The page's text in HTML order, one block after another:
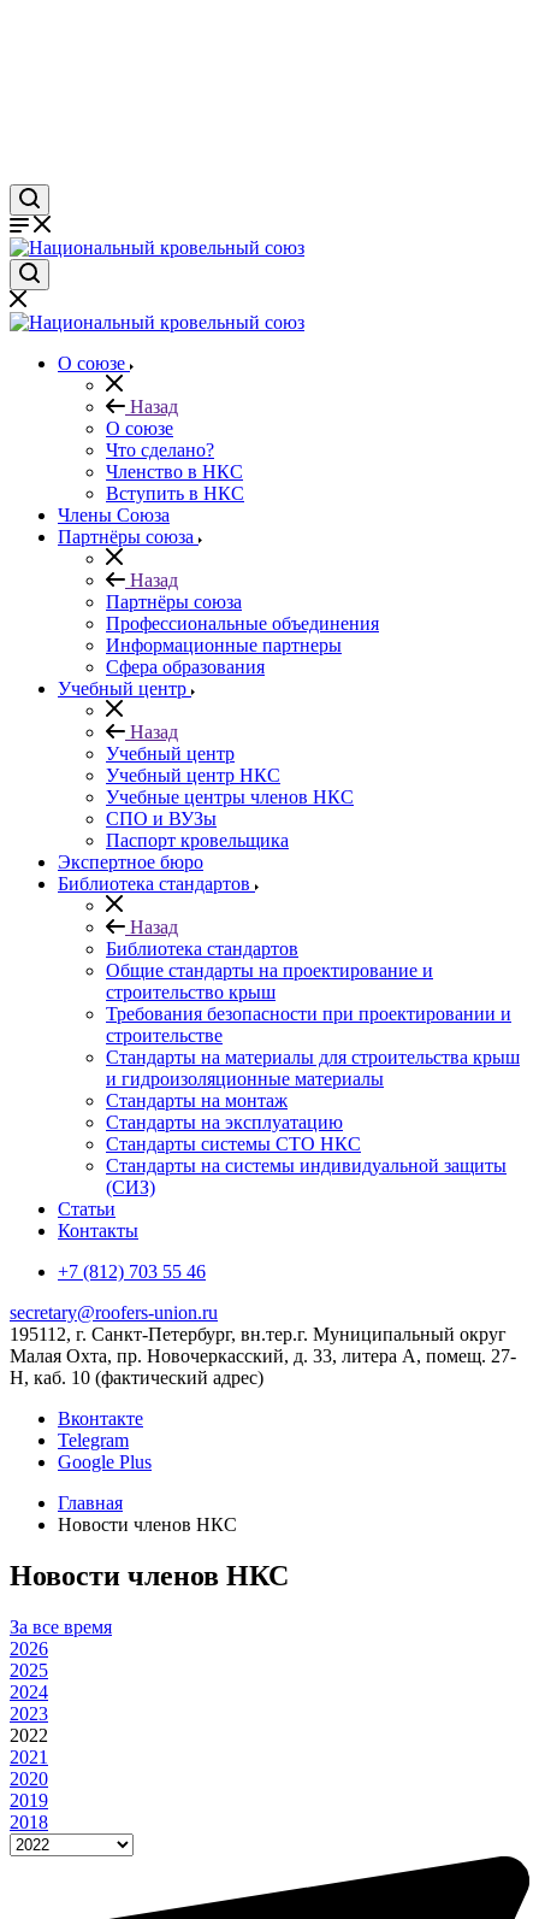
О союзе
Назад
О союзе
Что сделано?
Членство в НКС
Вступить в НКС
Члены Союза
Партнёры союза
Назад
Партнёры союза
Профессиональные объединения
Информационные партнеры
Сфера образования
Учебный центр
Назад
Учебный центр
Учебный центр НКС
Учебные центры членов НКС
СПО и ВУЗы
Паспорт кровельщика
Экспертное бюро
Библиотека стандартов
Назад
Библиотека стандартов
Общие стандарты на проектирование и
строительство крыш
Требования безопасности при проектировании и
строительстве
Стандарты на материалы для строительства крыш
и гидроизоляционные материалы
Стандарты на монтаж
Стандарты на эксплуатацию
Стандарты системы СТО НКС
Стандарты на системы индивидуальной защиты
(СИЗ)
Статьи
Контакты
+7 (812) 703 55 46
secretary@roofers-union.ru
195112, г. Санкт-Петербург, вн.тер.г. Муниципальный округ
Малая Охта, пр. Новочеркасский, д. 33, литера А, помещ. 27-
Н, каб. 10 (фактический адрес)
Вконтакте
Telegram
Google Plus
Главная
Новости членов НКС
Новости членов НКС
За все время
2026
2025
2024
2023
2022
2021
2020
2019
2018